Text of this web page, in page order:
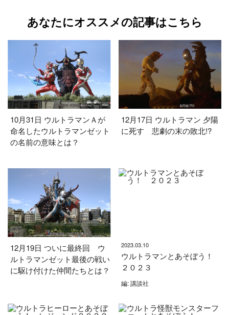
あなたにオススメの記事はこちら
10月31日 ウルトラマンＡが
命名したウルトラマンゼット
の名前の意味とは？
12月17日 ウルトラマン 夕陽
に死す 悲劇の末の敗北!?
12月19日 ついに最終回 ウ
ルトラマンゼット最後の戦い
に駆け付けた仲間たちとは？
2023.03.10
ウルトラマンとあそぼう！
２０２３
編: 講談社